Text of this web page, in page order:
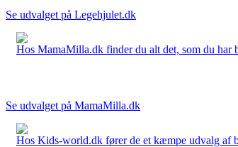
Se udvalget på Legehjulet.dk
Hos MamaMilla.dk finder du alt det, som du har
Se udvalget på MamaMilla.dk
Hos Kids-world.dk fører de et kæmpe udvalg af